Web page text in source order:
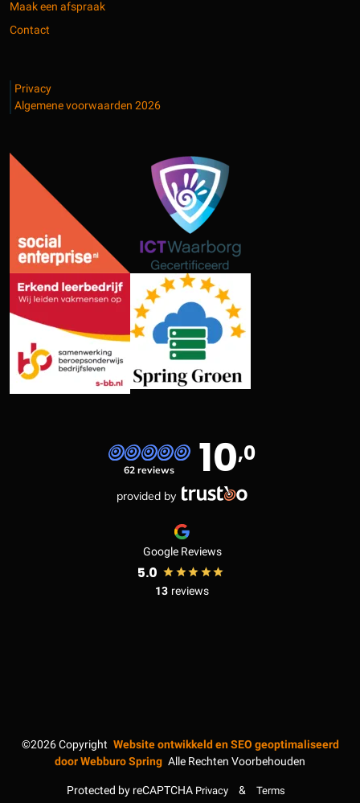
Maak een afspraak
Contact
Privacy
Algemene voorwaarden 2026
62 reviews 10,0
provided by
Google Reviews
5.0
13 reviews
©2026Copyright Website ontwikkeld en SEO geoptimaliseerd
doorWebburo Spring Alle Rechten Voorbehouden
Protected by reCAPTCHA Privacy & Terms